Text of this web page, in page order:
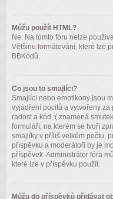
Můžu použít HTML?
Ne. Na tomto fóru nelze
Většinu formátování, které lze
BBKódů.
Co jsou to smajlíci?
Smajlíci nebo emotikony jsou
vyjádření pocitů a vytvořeny
radost a kód :( znamená
formuláři, na kterém se tvoří
smajlíky v příliš velkém počtu,
příspěvku a moderátoři by je
příspěvek. Administrátor fóra
které lze v příspěvku použít.
Můžu do příspěvků přidávat